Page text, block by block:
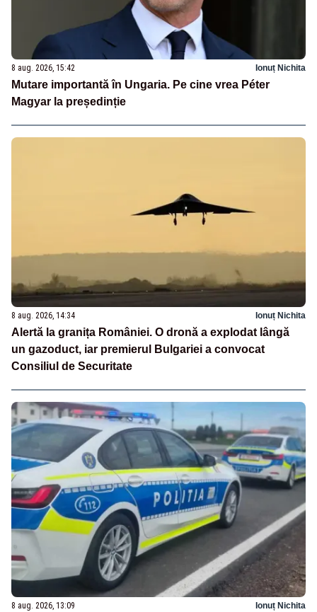
8 aug. 2026, 15:42 Ionuț Nichita
Mutare importantă în Ungaria. Pe cine vrea Péter
Magyar la președinție
8 aug. 2026, 14:34 Ionuț Nichita
Alertă la granița României. O dronă a explodat lângă
un gazoduct, iar premierul Bulgariei a convocat
Consiliul de Securitate
8 aug. 2026, 13:09 Ionuț Nichita